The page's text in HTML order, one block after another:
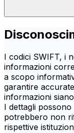
I codici SWIFT, i
informazioni
a scopo
garantire
informazioni
I dettagli
potrebbero non
rispettive